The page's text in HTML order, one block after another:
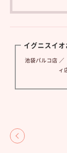
イグニスイ
池袋パルコ店 ／
ィ